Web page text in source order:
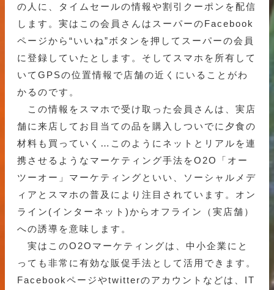
の人に、タイムセールの情報や割引クーポンを配信
します。実はこの会員さんはスーパーのFacebook
ページから“いいね”ボタンを押してスーパーの会員
に登録していたとします。そしてスマホを所有して
いてGPSの位置情報で店舗の近くにいることがわ
かるのです。
この情報をスマホで受け取った会員さんは、実店
舗に来店してお目当ての品を購入しついでに夕食の
材料も買っていく…このようにネットとリアルを連
携させるようなマーケティング手法をO2O「オー
ツーオー」マーケティングといい、ソーシャルメデ
ィアとスマホの普及により注目されています。オン
ライン(インターネット)からオフライン（実店舗）
への誘導を意味します。
実はこのO2Oマーケティングは、中小企業にと
っても非常に有効な販促手法として活用できます。
Facebookページやtwitterのアカウントなどは、IT